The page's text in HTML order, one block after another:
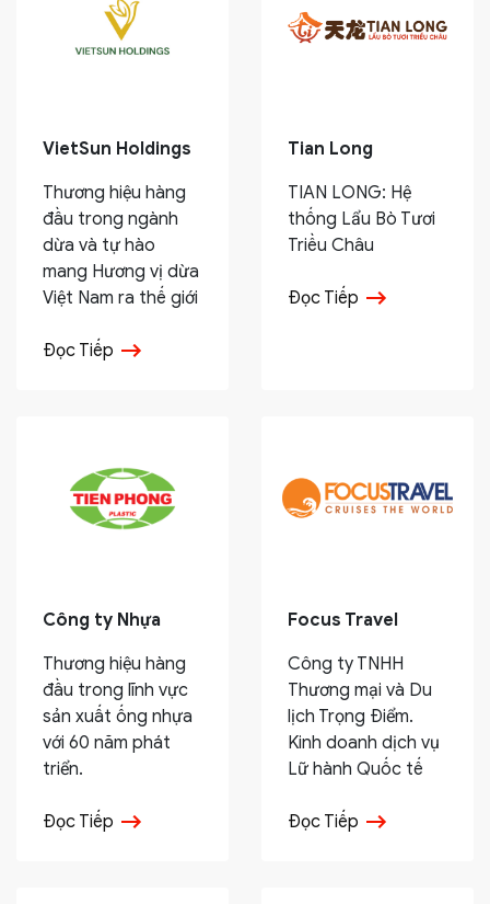
VietSun Holdings
Thương hiệu hàng
đầu trong ngành
dừa và tự hào
mang Hương vị dừa
Việt Nam ra thế giới
Đọc Tiếp
Tian Long
TIAN LONG: Hệ
thống Lẩu Bò Tươi
Triều Châu
Đọc Tiếp
Công ty Nhựa
Thương hiệu hàng
đầu trong lĩnh vực
sản xuất ống nhựa
với 60 năm phát
triển.
Đọc Tiếp
Focus Travel
Công ty TNHH
Thương mại và Du
lịch Trọng Điểm.
Kinh doanh dịch vụ
Lữ hành Quốc tế
Đọc Tiếp